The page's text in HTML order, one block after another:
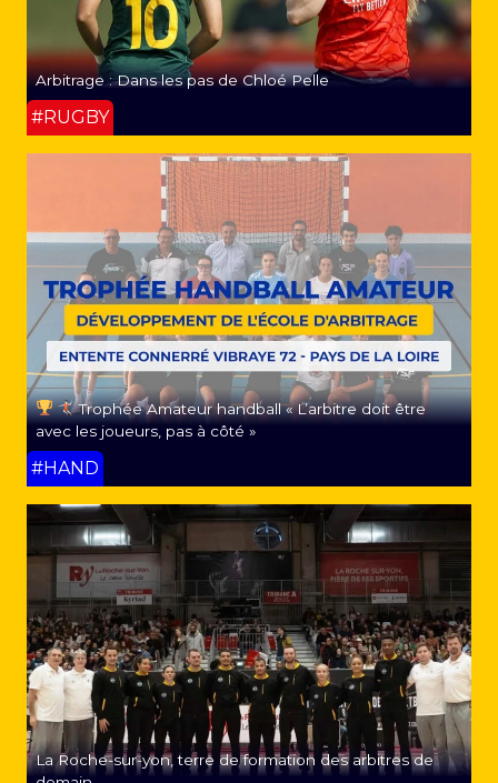
Arbitrage : Dans les pas de Chloé Pelle
#RUGBY
Trophée Amateur handball « L’arbitre doit être
avec les joueurs, pas à côté »
#HAND
La Roche-sur-yon, terre de formation des arbitres de